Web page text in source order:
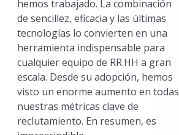
hemos trabajado. La combinación
de sencillez, eficacia y las últimas
tecnologías lo convierten en una
herramienta indispensable para
cualquier equipo de RR.HH a gran
escala. Desde su adopción, hemos
visto un enorme aumento en todas
nuestras métricas clave de
reclutamiento. En resumen, es